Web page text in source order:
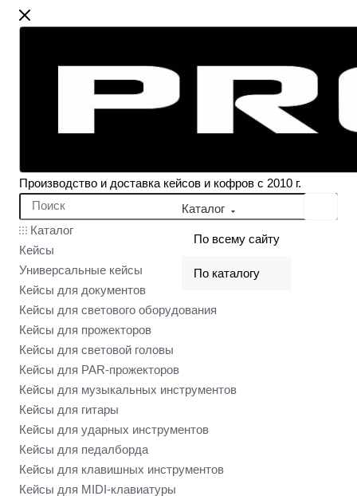
Производство и доставка кейсов и кофров с 2010 г.
Каталог
По всему сайту
По каталогу
Каталог
Кейсы
Универсальные кейсы
Кейсы для документов
Кейсы для светового оборудования
Кейсы для прожекторов
Кейсы для световой головы
Кейсы для PAR-прожекторов
Кейсы для музыкальных инструментов
Кейсы для гитары
Кейсы для ударных инструментов
Кейсы для педалборда
Кейсы для клавишных инструментов
Кейсы для MIDI-клавиатуры